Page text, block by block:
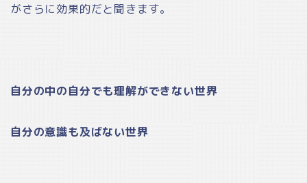
がさらに効果的だと聞きます。
自分の中の自分でも理解ができない世界
自分の意識も及ばない世界